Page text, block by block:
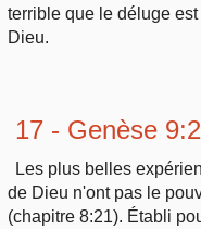
terrible que le déluge
Dieu.
17 - Genèse
Les plus belles
de Dieu n'ont pas le
(chapitre 8:21). Établi